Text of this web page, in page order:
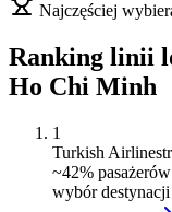
Najczęściej
Ranking linii
Ho Chi Minh
1
Turkish Airlines
~42%
wybór